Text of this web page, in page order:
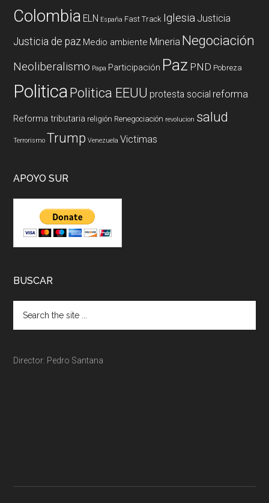
Colombia ELN España Fast Track Iglesia Justicia
Justicia de paz Medio ambiente Mineria Negociación
Neoliberalismo Papa Participación Paz PND Pobreza
PoliticaPolitica EEUU protesta social reforma
Reforma tributaria religión Renegociación revolucion salud
Terrorismo Trump Venezuela Victimas
APOYO SUR
BUSCAR
Director: Pedro Santana